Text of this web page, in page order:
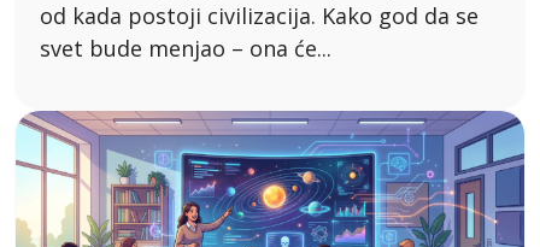
od kada postoji civilizacija. Kako god da se
svet bude menjao – ona će...